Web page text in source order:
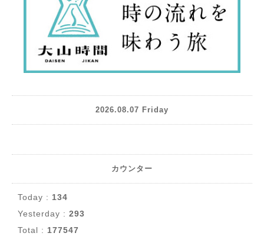
2026.08.07 Friday
カウンター
Today : 134
Yesterday : 293
Total : 177547